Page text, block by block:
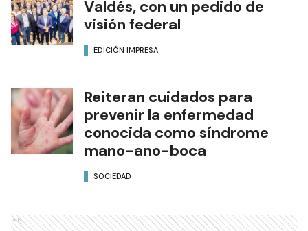
Valdés, con un pedido de
visión federal
EDICIÓN IMPRESA
Reiteran cuidados para
prevenir la enfermedad
conocida como síndrome
mano-ano-boca
SOCIEDAD
Ads